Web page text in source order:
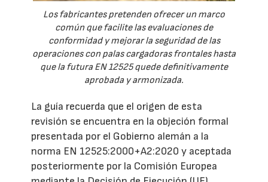
Los fabricantes pretenden ofrecer un marco
común que facilite las evaluaciones de
conformidad y mejorar la seguridad de las
operaciones con palas cargadoras frontales hasta
que la futura EN 12525 quede definitivamente
aprobada y armonizada.
La guía recuerda que el origen de esta
revisión se encuentra en la objeción formal
presentada por el Gobierno alemán a la
norma EN 12525:2000+A2:2020 y aceptada
posteriormente por la Comisión Europea